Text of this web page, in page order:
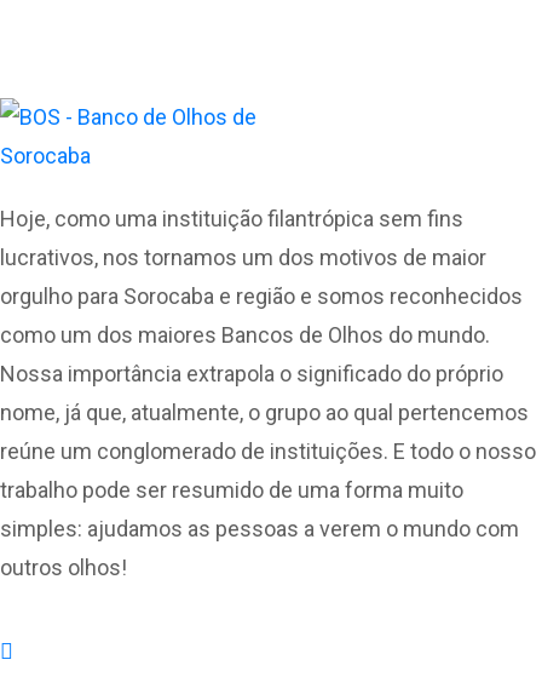
Hoje, como uma instituição filantrópica sem fins
lucrativos, nos tornamos um dos motivos de maior
orgulho para Sorocaba e região e somos reconhecidos
como um dos maiores Bancos de Olhos do mundo.
Nossa importância extrapola o significado do próprio
nome, já que, atualmente, o grupo ao qual pertencemos
reúne um conglomerado de instituições. E todo o nosso
trabalho pode ser resumido de uma forma muito
simples: ajudamos as pessoas a verem o mundo com
outros olhos!